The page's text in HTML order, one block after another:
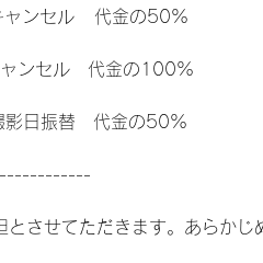
ャンセル 代金の50%
ャンセル 代金の100%
影日振替 代金の50%
させてただきます。あらかじ